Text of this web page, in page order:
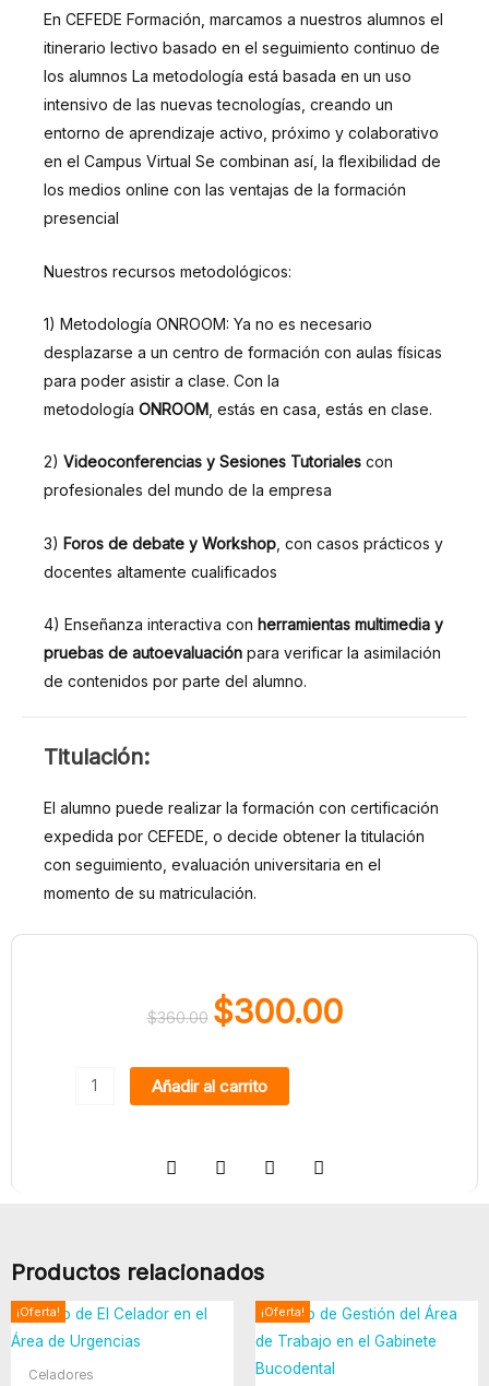
En CEFEDE Formación, marcamos a nuestros alumnos el
itinerario lectivo basado en el seguimiento continuo de
los alumnos La metodología está basada en un uso
intensivo de las nuevas tecnologías, creando un
entorno de aprendizaje activo, próximo y colaborativo
en el Campus Virtual Se combinan así, la flexibilidad de
los medios online con las ventajas de la formación
presencial
Nuestros recursos metodológicos:
1) Metodología ONROOM: Ya no es necesario
desplazarse a un centro de formación con aulas físicas
para poder asistir a clase. Con la
metodología ONROOM , estás en casa, estás en clase.
2) Videoconferencias y Sesiones Tutoriales con
profesionales del mundo de la empresa
3) Foros de debate y Workshop , con casos prácticos y
docentes altamente cualificados
4) Enseñanza interactiva con herramientas multimedia y
pruebas de autoevaluación para verificar la asimilación
de contenidos por parte del alumno.
Titulación:
El alumno puede realizar la formación con certificación
expedida por CEFEDE, o decide obtener la titulación
con seguimiento, evaluación universitaria en el
momento de su matriculación.
$360.00
El
original
$300.00
Elevadoras
cantidad
Añadir al carrito
Productos relacionados
¡Oferta!
Celadores
El
precio
El
¡Oferta!
El
precio
El
precio